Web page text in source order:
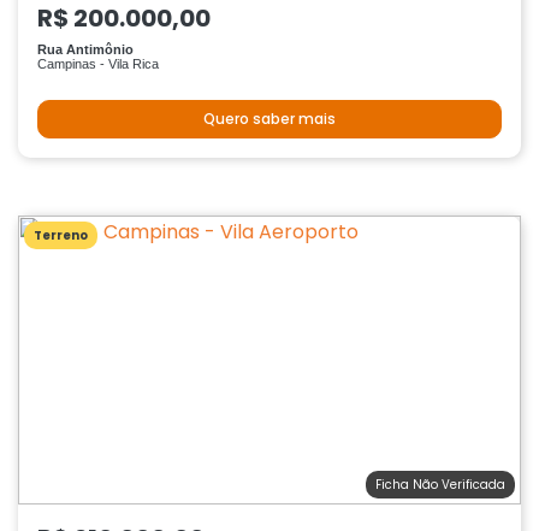
R$ 200.000,00
Rua Antimônio
Campinas - Vila Rica
Quero saber mais
Terreno
Ficha Não Verificada